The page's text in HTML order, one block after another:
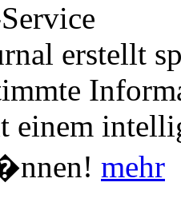
erstellt
einem
mehr